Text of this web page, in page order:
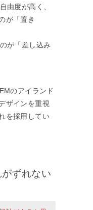
由度が高く、
が「置き
が「差し込み
のアイランド
ザインを重視
を採用してい
がずれない